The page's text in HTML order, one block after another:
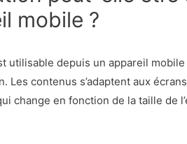
mobile ?
utilisable depuis un appareil
Les contenus s’adaptent aux
change en fonction de la taille de